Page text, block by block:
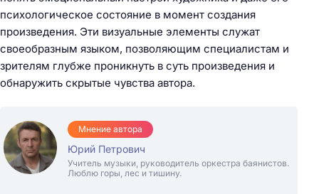
психологическое состояние в момент создания
произведения. Эти визуальные элементы служат
своеобразным языком, позволяющим специалистам и
зрителям глубже проникнуть в суть произведения и
обнаружить скрытые чувства автора.
Мнение автора
Юрий Петрович
Учитель музыки, руководитель оркестра баянистов.
Люблю горы, лес и тишину.